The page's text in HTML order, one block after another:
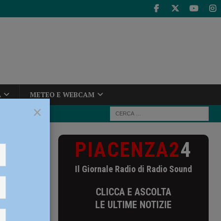
METEO E WEBCAM
PIACENZA24
Il Giornale Radio di Radio Sound
CLICCA E ASCOLTA
LE ULTIME NOTIZIE
×